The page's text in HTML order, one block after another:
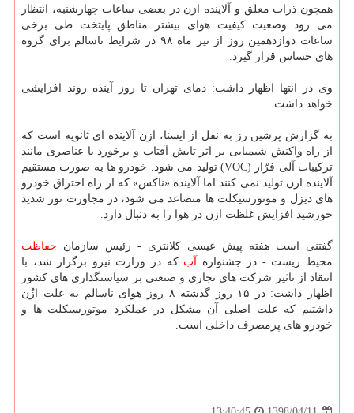
همچون ذرات معلق و آلاینده ازن در بعضی ساعات چهارشنبه، انتظار
می رود وضعیت كیفیت هوای بیشتر مناطق پایتخت طی برخی
ساعات دوازدهمین روز از تیر ماه ۹۸ در شرایط ناسالم برای گروه
های حساس قرار گیرد.
وی در انتها اظهار داشت: دمای تهران تا روز آینده روند افزایشی
خواهد داشت.
به گزارش پرشین رز به نقل از ایسنا، ازن آلاینده ای ثانویه است كه
از راه واكنش شیمیایی بر اثر تابش آفتاب و برخورد با عناصری مانند
تركیبات آلی فرّار (VOC) تولید می شود. خودرو ها به صورت مستقیم
آلاینده ازن تولید نمی كنند اما آلاینده «ناكس» كه از راه احتراق خودرو
های دیزل و موتورسیكلت ها متصاعد می شود، در مجاورت نور شدید
خورشید افزایش غلظت ازن در هوا را به دنبال دارد.
گفتنی است هفته پیش عیسی كلانتری - رئیس سازمان حفاظت
محیط زیست - در جشنواره آب كه در وزارت نیرو برگزار شد، با
انتقاد از تاثیر شركت های تجاری و صنعتی بر سیاستگذاری های كشور
اظهار داشت: در ۱۵ روز گذشته ۸ روز هوای ناسالم به علت ازُن
داشتیم كه علت اصلی آن مشكل در عملكرد موتورسیكلت ها و
خودرو های پرمصرف داخلی است.